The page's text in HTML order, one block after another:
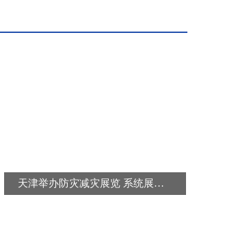
天津举办防灾减灾展览 系统展示防灾减灾知识及避灾自救技能